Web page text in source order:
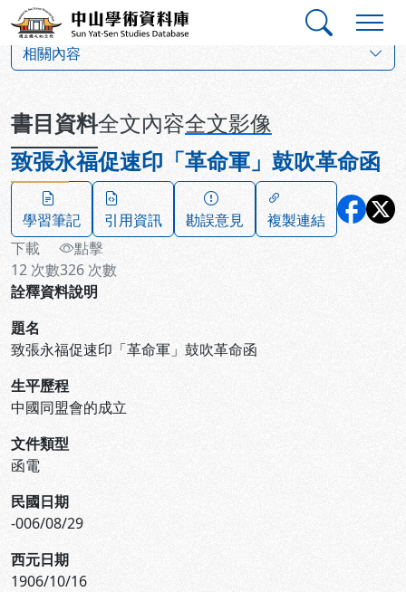
跳到主要內容
中山學術資料庫
相關內容
書目資料全文內容全文影像
致張永福促速印「革命軍」鼓吹革命函
學習筆記 引用資訊 勘誤意見
複製連結
下載
12 次數
點擊
326 次數
詮釋資料說明
題名
致張永福促速印「革命軍」鼓吹革命函
生平歷程
中國同盟會的成立
文件類型
函電
民國日期
-006/08/29
西元日期
1906/10/16